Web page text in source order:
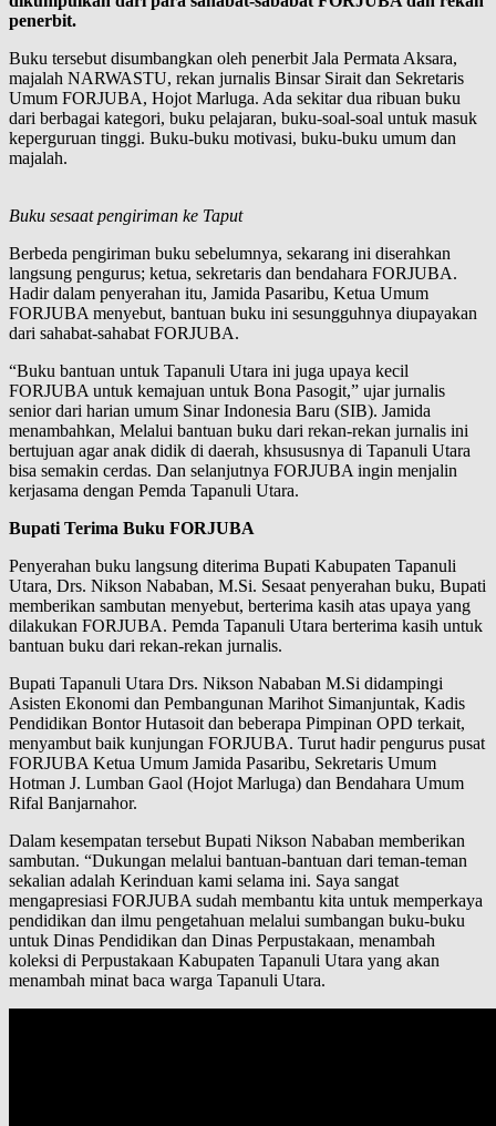
penerbit.
Buku tersebut disumbangkan oleh penerbit Jala Permata Aksara,
majalah NARWASTU, rekan jurnalis Binsar Sirait dan Sekretaris
Umum FORJUBA, Hojot Marluga. Ada sekitar dua ribuan buku
dari berbagai kategori, buku pelajaran, buku-soal-soal untuk masuk
keperguruan tinggi. Buku-buku motivasi, buku-buku umum dan
majalah.
Buku sesaat pengiriman ke Taput
Berbeda pengiriman buku sebelumnya, sekarang ini diserahkan
langsung pengurus; ketua, sekretaris dan bendahara FORJUBA.
Hadir dalam penyerahan itu, Jamida Pasaribu, Ketua Umum
FORJUBA menyebut, bantuan buku ini sesungguhnya diupayakan
dari sahabat-sahabat FORJUBA.
“Buku bantuan untuk Tapanuli Utara ini juga upaya kecil
FORJUBA untuk kemajuan untuk Bona Pasogit,” ujar jurnalis
senior dari harian umum Sinar Indonesia Baru (SIB). Jamida
menambahkan, Melalui bantuan buku dari rekan-rekan jurnalis ini
bertujuan agar anak didik di daerah, khsususnya di Tapanuli Utara
bisa semakin cerdas. Dan selanjutnya FORJUBA ingin menjalin
kerjasama dengan Pemda Tapanuli Utara.
Bupati Terima Buku FORJUBA
Penyerahan buku langsung diterima Bupati Kabupaten Tapanuli
Utara, Drs. Nikson Nababan, M.Si. Sesaat penyerahan buku, Bupati
memberikan sambutan menyebut, berterima kasih atas upaya yang
dilakukan FORJUBA. Pemda Tapanuli Utara berterima kasih untuk
bantuan buku dari rekan-rekan jurnalis.
Bupati Tapanuli Utara Drs. Nikson Nababan M.Si didampingi
Asisten Ekonomi dan Pembangunan Marihot Simanjuntak, Kadis
Pendidikan Bontor Hutasoit dan beberapa Pimpinan OPD terkait,
menyambut baik kunjungan FORJUBA. Turut hadir pengurus pusat
FORJUBA Ketua Umum Jamida Pasaribu, Sekretaris Umum
Hotman J. Lumban Gaol (Hojot Marluga) dan Bendahara Umum
Rifal Banjarnahor.
Dalam kesempatan tersebut Bupati Nikson Nababan memberikan
sambutan. “Dukungan melalui bantuan-bantuan dari teman-teman
sekalian adalah Kerinduan kami selama ini. Saya sangat
mengapresiasi FORJUBA sudah membantu kita untuk memperkaya
pendidikan dan ilmu pengetahuan melalui sumbangan buku-buku
untuk Dinas Pendidikan dan Dinas Perpustakaan, menambah
koleksi di Perpustakaan Kabupaten Tapanuli Utara yang akan
menambah minat baca warga Tapanuli Utara.